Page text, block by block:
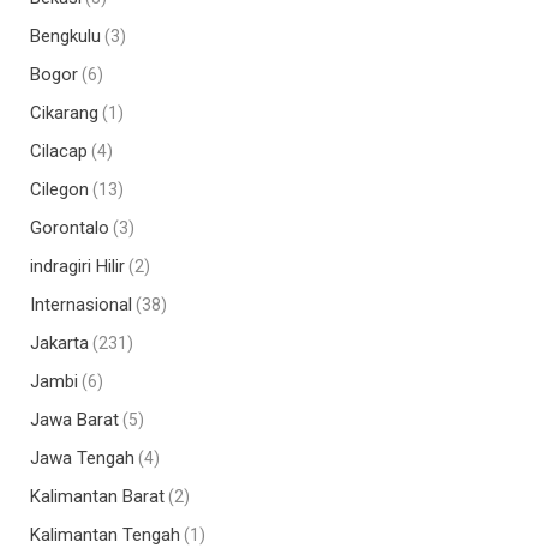
Bengkulu (3)
Bogor(6)
Cikarang (1)
Cilacap (4)
Cilegon (13)
Gorontalo (3)
indragiri Hilir(2)
Internasional (38)
Jakarta(231)
Jambi (6)
Jawa Barat(5)
Jawa Tengah (4)
Kalimantan Barat(2)
Kalimantan Tengah (1)